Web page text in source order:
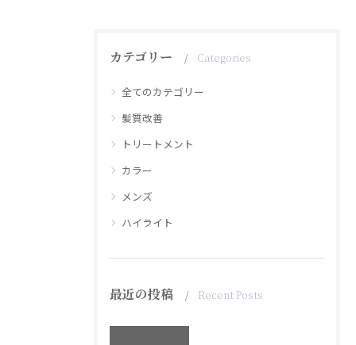
カテゴリー Categories
全てのカテゴリー
髪質改善
トリートメント
カラー
メンズ
ハイライト
最近の投稿 Recent Posts